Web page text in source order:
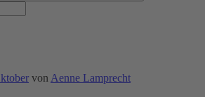
von Aenne Lamprecht